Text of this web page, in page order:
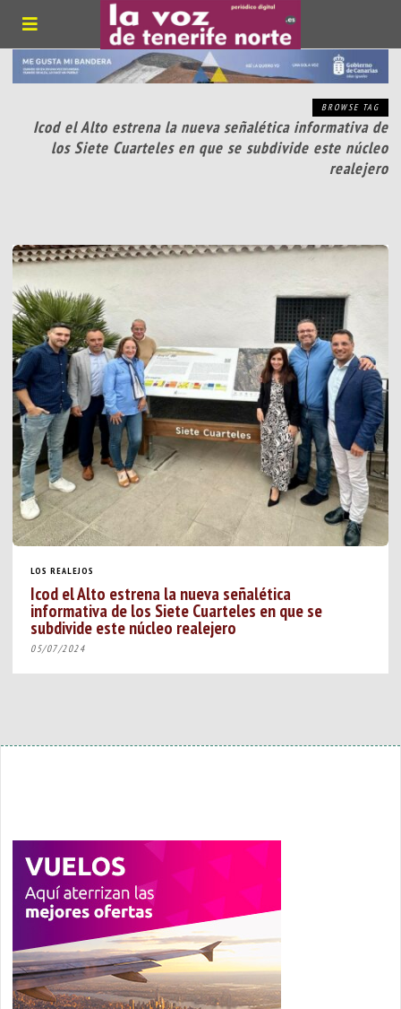
BROWSE TAG
Icod el Alto estrena la nueva señalética informativa de
los Siete Cuarteles en que se subdivide este núcleo
realejero
LOS REALEJOS
Icod el Alto estrena la nueva señalética
informativa de los Siete Cuarteles en que se
subdivide este núcleo realejero
05/07/2024